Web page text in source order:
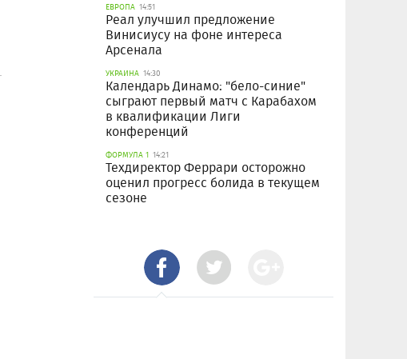
ЕВРОПА 14:51
Реал улучшил предложение
Винисиусу на фоне интереса
Арсенала
УКРАИНА 14:30
Календарь Динамо: "бело-синие"
сыграют первый матч с Карабахом
в квалификации Лиги
конференций
ФОРМУЛА 1 14:21
Техдиректор Феррари осторожно
оценил прогресс болида в текущем
сезоне